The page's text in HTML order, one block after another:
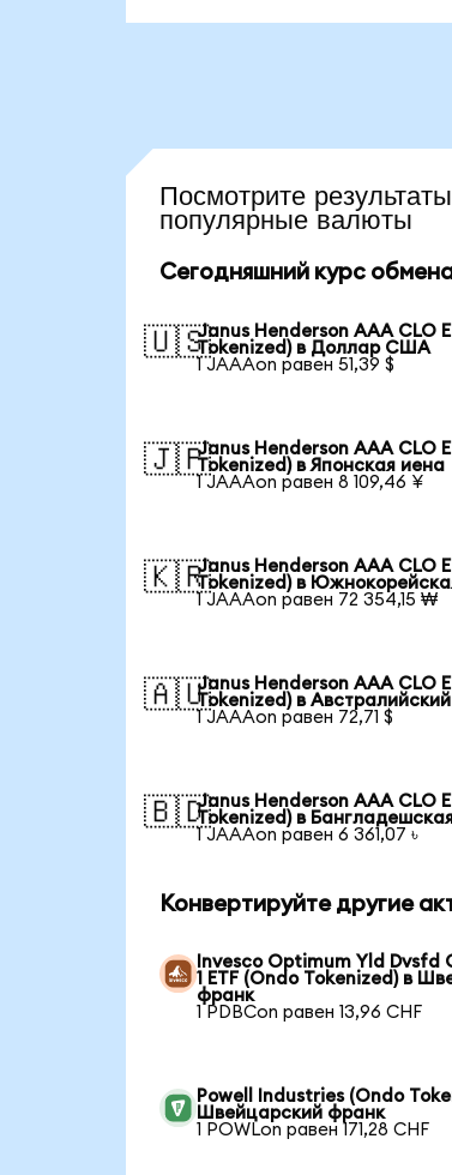
Посмотрите
популярные валюты
Сегодняшний курс
🇺🇸Janus Henderson AAA CLO
Tokenized) в Доллар США
1 JAAAon равен 51,39 $
🇯🇵Janus Henderson AAA CLO
Tokenized) в Японская иена
1 JAAAon равен 8 109,46 ¥
🇰🇷Janus Henderson AAA CLO
Tokenized) в
1 JAAAon равен 72 354,15 ₩
🇦🇺Janus Henderson AAA CLO
Tokenized) в
1 JAAAon равен 72,71 $
🇧🇩Janus Henderson AAA CLO
Tokenized) в
1 JAAAon равен 6 361,07 ৳
Конвертируйте другие
Invesco Optimum Yld Dvsfd
1 ETF (Ondo Tokenized) в
франк
1 PDBCon равен 13,96 CHF
Powell Industries (Ondo
Швейцарский франк
1 POWLon равен 171,28 CHF